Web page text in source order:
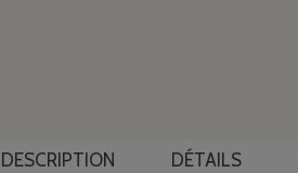
DESCRIPTION DÉTAILS